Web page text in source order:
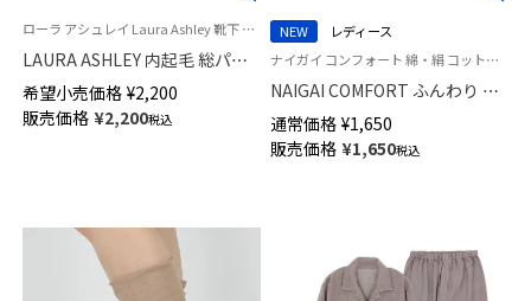
ローラ アシュレイ Laura Ashley 靴下 部屋履き ルームソックス 冬
LAURA ASHLEY 内起毛 総パイ
ル 毛混クルー丈 ルームソック
ス マグノリアグローブ柄 レデ
ィース 03358703
希望小売価格 ¥2,200
販売価格 ¥2,200税込
NEW
レディース
ナイガイ コンフォート 綿・絹 コットン・シルク混 足首の冷えに 空調対策 トゥーレス ソックス
NAIGAI COMFORT ふんわり 肌
側シルク ナイトソックス オー
プントゥ トゥーレス ルームソ
ックス 日本製 レディース
通常価格 ¥1,650
販売価格 ¥1,650税込